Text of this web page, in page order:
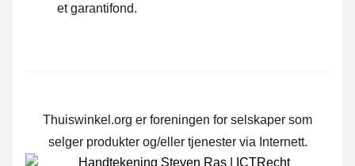
et garantifond.
Thuiswinkel.org er foreningen for selskaper som
selger produkter og/eller tjenester via Internett.